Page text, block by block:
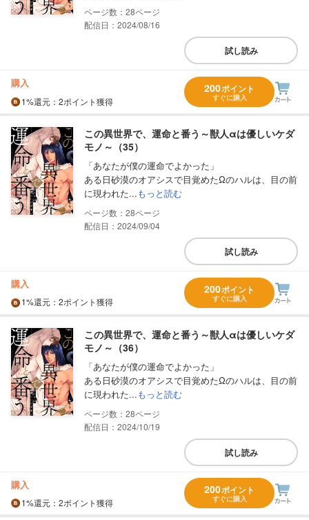
28
配信日：2024/08/16
試し読み
購入
1%還元 ：2ポイント獲得
200ポイント
すぐに購入
この異世界で、運命と番う～獣人αは優しいケダ
モノ～（35）
「あなたが僕の運命でよかった」
ある日砂漠のオアシスで目覚めたΩのハルは、目の前
に現われた...もっと読む
28
配信日：2024/09/04
試し読み
購入
1%還元 ：2ポイント獲得
200ポイント
すぐに購入
この異世界で、運命と番う～獣人αは優しいケダ
モノ～（36）
「あなたが僕の運命でよかった」
ある日砂漠のオアシスで目覚めたΩのハルは、目の前
に現われた...もっと読む
28
配信日：2024/10/19
試し読み
購入
1%還元 ：2ポイント獲得
200ポイント
すぐに購入